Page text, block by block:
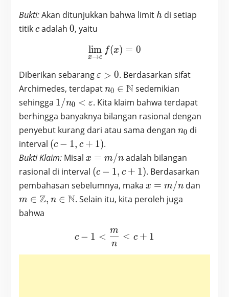
Bukti:Akan ditunjukkan bahwa limit h
hdi setiap
titikc
cadalah 0
0, yaitu
\lim_{x\to c} f(x) = 0
x→c
lim f(x) = 0
Diberikan sebarang\varepsilon>0
ε > 0. Berdasarkan sifat
Archimedes, terdapatn_0 \in
\mathbb{N}
n0 ∈ Nsedemikian
sehingga 1/n_0 <
\varepsilon
1/n0 < ε. Kita klaim bahwa terdapat
berhingga banyaknya bilangan rasional dengan
penyebut kurang dari atau sama dengan n_0
n0 di
interval (c-
1,c+1)
(c − 1, c + 1).
Bukti Klaim: Misal x=m/n
x = m/n adalah bilangan
rasional di interval (c-
1,c+1)
(c − 1, c + 1). Berdasarkan
pembahasan sebelumnya, maka x=m/n
x = m/n dan
m ∈ Z, n ∈ N. Selain itu, kita peroleh juga
bahwa
c-1<\frac{m}{n}<c+1
c − 1 <
n
m
< c + 1